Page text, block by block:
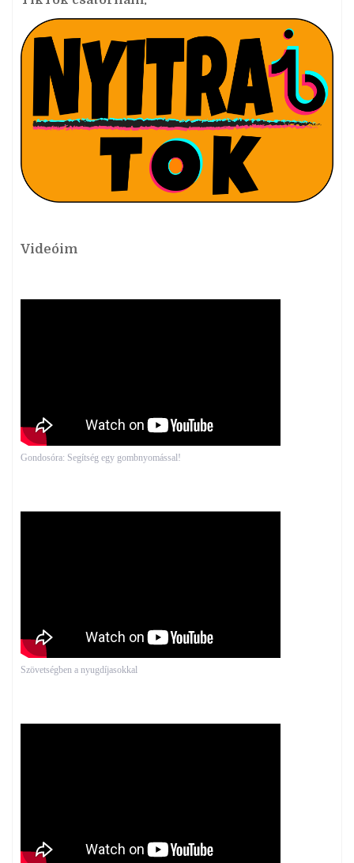
Videóim
Gondosóra: Segítség egy gombnyomással!
Szövetségben a nyugdíjasokkal